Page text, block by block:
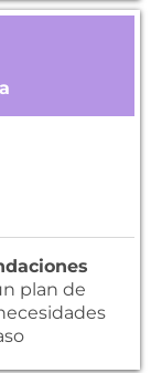
plan de